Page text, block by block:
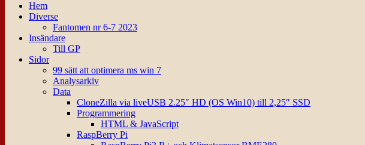
Hem
Diverse
Fantomen nr 6-7 2023
Insändare
Till GP
Sidor
99 sätt att optimera ms win 7
Analysarkiv
Data
CloneZilla via liveUSB 2.25″ HD (OS Win10) till 2,25″ SSD
Programmering
HTML & JavaScript
RaspBerry Pi